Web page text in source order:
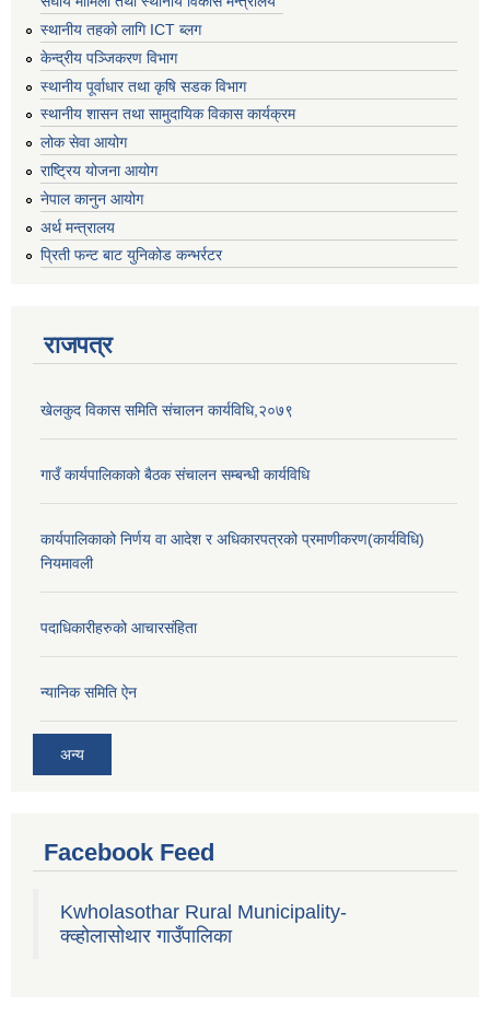
स्थानीय तहको लागि ICT ब्लग
केन्द्रीय पञ्जिकरण विभाग
स्थानीय पूर्वाधार तथा कृषि सडक विभाग
स्थानीय शासन तथा सामुदायिक विकास कार्यक्रम
लोक सेवा आयोग
राष्ट्रिय योजना आयोग
नेपाल कानुन आयोग
अर्थ मन्त्रालय
प्रिती फन्ट बाट युनिकोड कन्भर्रटर
राजपत्र
खेलकुद विकास समिति संचालन कार्यविधि,२०७९
गाउँ कार्यपालिकाको बैठक संचालन सम्बन्धी कार्यविधि
कार्यपालिकाको निर्णय वा आदेश र अधिकारपत्रको प्रमाणीकरण(कार्यविधि)
नियमावली
पदाधिकारीहरुको आचारसंहिता
न्यानिक समिति ऐन
अन्य
Facebook Feed
Kwholasothar Rural Municipality-
क्व्होलासोथार गाउँपालिका